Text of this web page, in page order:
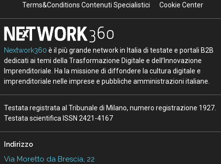
Terms&Conditions Contenuti Specialistici
Cookie Center
Nextwork360 è il più grande network in Italia di testate e portali B2B
dedicati ai temi della Trasformazione Digitale e dell’Innovazione
Imprenditoriale. Ha la missione di diffondere la cultura digitale e
imprenditoriale nelle imprese e pubbliche amministrazioni italiane.
Testata registrata al Tribunale di Milano, numero registrazione 1927.
Testata scientifica ISSN 2421-4167
Indirizzo
Via Moretto da Brescia, 22